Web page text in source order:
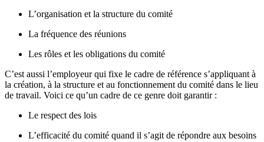
L’organisation et la structure du comité
La fréquence des réunions
Les rôles et les obligations du comité
C’est aussi l’employeur qui fixe le cadre de référence s’appliquant à
la création, à la structure et au fonctionnement du comité dans le lieu
de travail. Voici ce qu’un cadre de ce genre doit garantir :
Le respect des lois
L’efficacité du comité quand il s’agit de répondre aux besoins